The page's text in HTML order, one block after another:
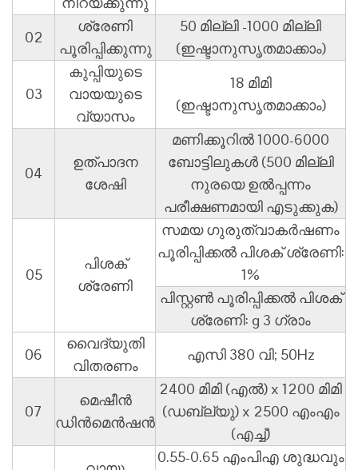
02
ശ്രേണി
പൂരിപ്പിക്കുന്നു
50 മില്ലി -1000 മില്ലി
(ഇഷ്ടാനുസൃതമാക്കാം)
03
കുപ്പിയുടെ
വായയുടെ
വ്യാസം
18 മിമി
(ഇഷ്ടാനുസൃതമാക്കാം)
04
ഉത്പാദന
ശേഷി
മണിക്കൂറിൽ 1000-6000
ബോട്ടിലുകൾ (500 മില്ലി
നുരയെ ഉൽപ്പന്നം
പരീക്ഷണമായി എടുക്കുക)
05
പിശക്
ശ്രേണി
സമയ ഗുരുത്വാകർഷണം
പൂരിപ്പിക്കൽ പിശക് ശ്രേണി:
1%
പിസ്റ്റൺ പൂരിപ്പിക്കൽ പിശക്
ശ്രേണി: g 3 ഗ്രാം
06
വൈദ്യുതി
വിതരണം
എസി 380 വി; 50Hz
07
മെഷീൻ
ഡിൻ‌മെൻഷൻ
2400 മിമി (എൽ) x 1200 മിമി
(ഡബ്ല്യു) x 2500 എംഎം
(എച്ച്)
0.55-0.65 എം‌പി‌എ ശുദ്ധവും